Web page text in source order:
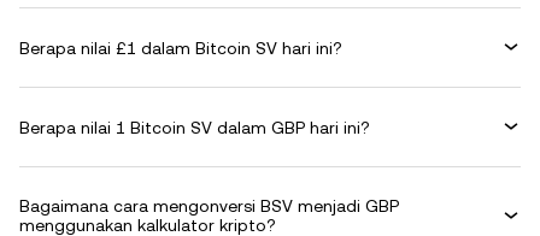
Berapa nilai £1 dalam Bitcoin SV hari ini?
Berapa nilai 1 Bitcoin SV dalam GBP hari ini?
Bagaimana cara mengonversi BSV menjadi GBP
menggunakan kalkulator kripto?